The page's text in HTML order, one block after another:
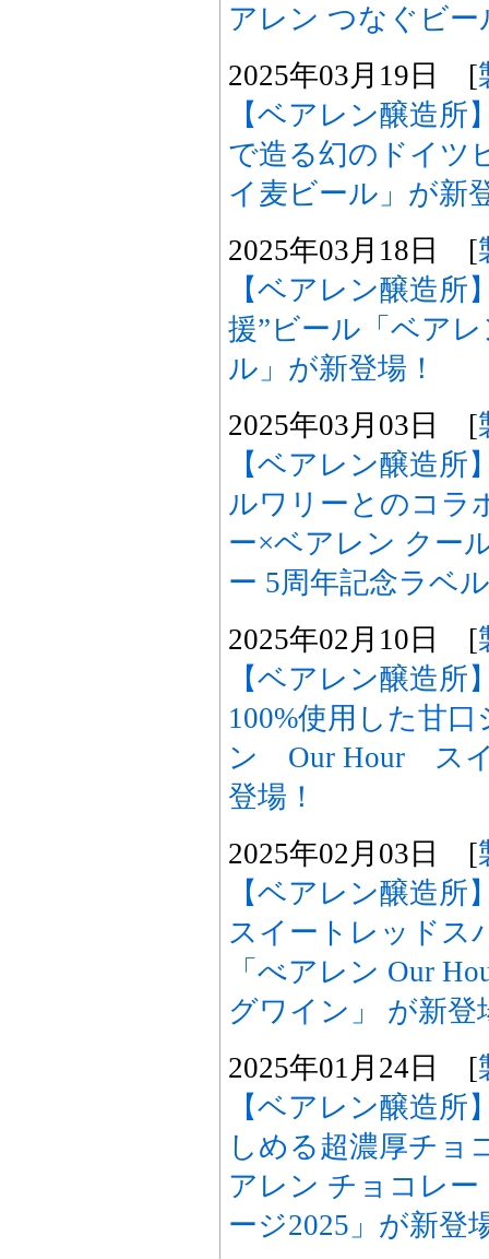
アレン つなぐビー
2025年03月19日 [
【ベアレン醸造所
で造る幻のドイツ
イ麦ビール」が新
2025年03月18日 [
【ベアレン醸造所
援”ビール「ベア
ル」が新登場！
2025年03月03日 [
【ベアレン醸造所
ルワリーとのコラ
ー×ベアレン クー
ー 5周年記念ラベ
2025年02月10日 [
【ベアレン醸造所
100%使用した甘
ン Our Hour ス
登場！
2025年02月03日 [
【ベアレン醸造所
スイートレッドス
「べアレン Our
グワイン」 が新登
2025年01月24日 [
【ベアレン醸造
しめる超濃厚チョ
アレン チョコレ
ージ2025」が新登